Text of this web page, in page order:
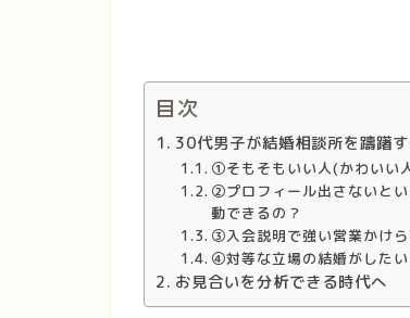
目次
30代男子が結婚相談所を躊躇
①そもそもいい人(かわいい
②プロフィール出さないと
動できるの？
③入会説明で強い営業かけ
④対等な立場の結婚がした
お見合いを分析できる時代へ